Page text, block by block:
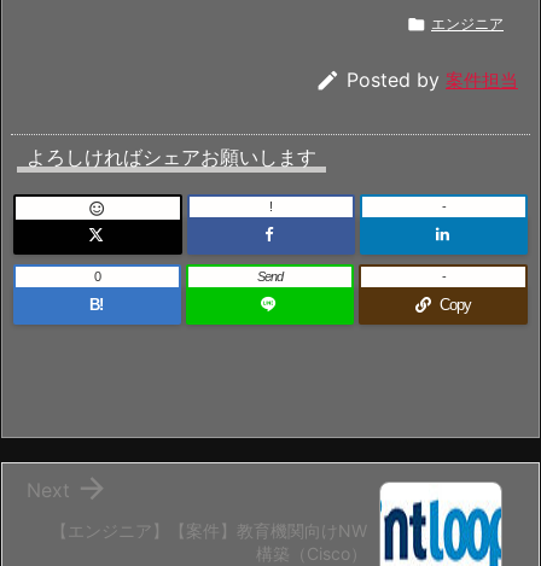
 エンジニア
 Posted by 案件担当
よろしければシェアお願いします
 ! -
B!
0 Send
Copy
-
【エンジニア】【案件】教育機関向けNW
構築（Cisco）

Next